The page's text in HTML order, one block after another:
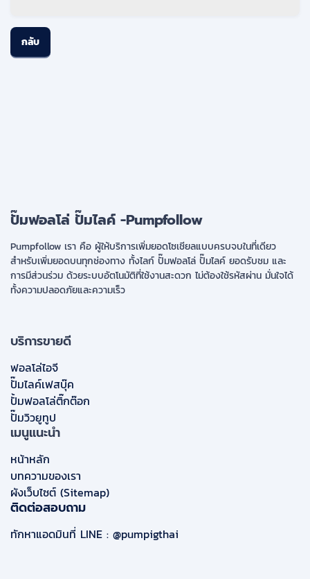
กลับ
ปั๊มฟอลโล่ ปั๊มไลค์ -Pumpfollow
Pumpfollow เรา คือ ผู้ให้บริการเพิ่มยอดโซเชียลแบบครบจบในที่เดียว
สำหรับเพิ่มยอดบนทุกช่องทาง ทั้งไลก์ ปั๊มฟอลโล่ ปั๊มไลค์ ยอดรับชม และ
การมีส่วนร่วม ด้วยระบบอัตโนมัติที่ใช้งานสะดวก ไม่ต้องใช้รหัสผ่าน มั่นใจได้
ทั้งความปลอดภัยและความเร็ว
บริการขายดี
ฟอลโล่ไอจี
ปั๊มไลค์เฟสบุ๊ค
ปั้มฟอลโล่ติ๊กต๊อก
ปั๊มวิวยูทูป
เมนูแนะนำ
หน้าหลัก
บทความของเรา
ผังเว็บไซต์ (Sitemap)
ติดต่อสอบถาม
ทักหาแอดมินที่ LINE : @pumpigthai